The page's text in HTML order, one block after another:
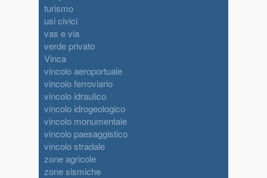
turismo
usi civici
vas e via
verde privato
Vinca
vincolo aeroportuale
vincolo ferroviario
vincolo idraulico
vincolo idrogeologico
vincolo monumentale
vincolo paesaggistico
vincolo stradale
zone agricole
zone sismiche